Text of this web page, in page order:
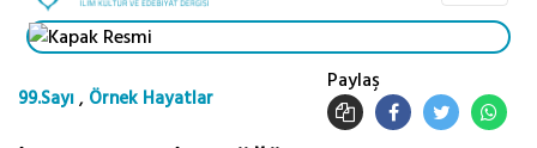
99.Sayı, Örnek Hayatlar
Paylaş